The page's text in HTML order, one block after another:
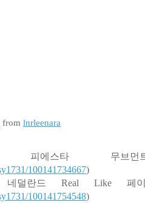
from lnrleenara
에스타 무브
100141734667)
네덜란드 Real Like 페
100141754548)